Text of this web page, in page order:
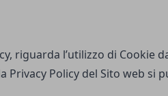
riguarda l’utilizzo di Cookie
Privacy Policy del Sito web si